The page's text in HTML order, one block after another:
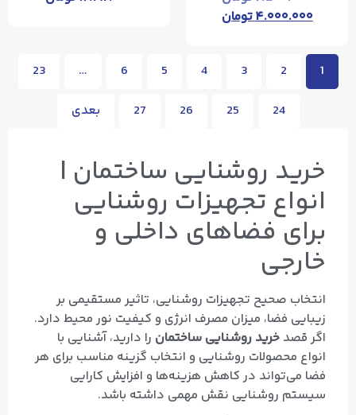
۴.۰۰۰.۰۰۰تومان
1
2
3
4
5
6
…
23
24
25
26
27 بعدی
خرید روشنایی ساختمان |
انواع تجهیزات روشنایی
برای فضاهای داخلی و
خارجی
انتخاب صحیح تجهیزات روشنایی، تاثیر مستقیمی بر
زیبایی فضا، میزان مصرف انرژی و کیفیت نور محیط دارد.
اگر قصد خرید روشنایی ساختمان را دارید، آشنایی با
انواع محصولات روشنایی و انتخاب گزینه مناسب برای هر
فضا می‌تواند در کاهش هزینه‌ها و افزایش کارایی
سیستم روشنایی نقش مهمی داشته باشد.